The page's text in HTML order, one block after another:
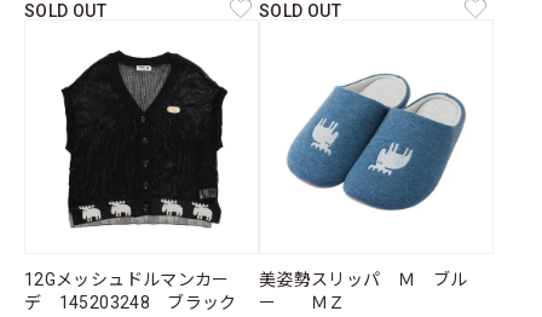
SOLD OUT
SOLD OUT
12Gメッシュドルマンカー
デ 145203248 ブラック
美姿勢スリッパ Ｍ ブル
ー ＭＺ